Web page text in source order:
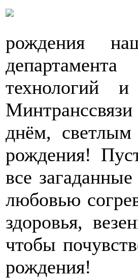
рождения
технологий
днём,
рождения!
все
любовью
здоровья,
чтобы
рождения!